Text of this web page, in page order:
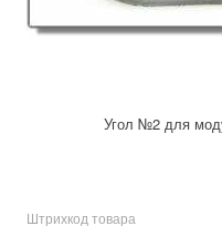
Угол №2 для
Штрихкод товара